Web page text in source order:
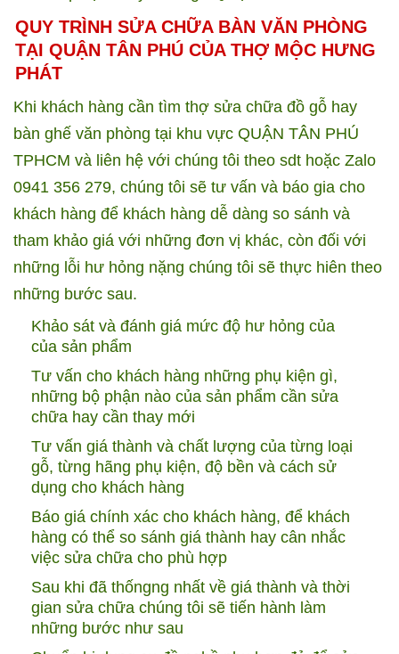
QUY TRÌNH SỬA CHỮA BÀN VĂN PHÒNG
TẠI QUẬN TÂN PHÚ CỦA THỢ MỘC HƯNG
PHÁT
Khi khách hàng cần tìm thợ sửa chữa đồ gỗ hay
bàn ghế văn phòng tại khu vực QUẬN TÂN PHÚ
TPHCM và liên hệ với chúng tôi theo sdt hoặc Zalo
0941 356 279, chúng tôi sẽ tư vấn và báo gia cho
khách hàng để khách hàng dễ dàng so sánh và
tham khảo giá với những đơn vị khác, còn đối với
những lỗi hư hỏng nặng chúng tôi sẽ thực hiên theo
những bước sau.
Khảo sát và đánh giá mức độ hư hỏng của
của sản phẩm
Tư vấn cho khách hàng những phụ kiện gì,
những bộ phận nào của sản phẩm cần sửa
chữa hay cần thay mới
Tư vấn giá thành và chất lượng của từng loại
gỗ, từng hãng phụ kiện, độ bền và cách sử
dụng cho khách hàng
Báo giá chính xác cho khách hàng, để khách
hàng có thể so sánh giá thành hay cân nhắc
việc sửa chữa cho phù hợp
Sau khi đã thốngng nhất về giá thành và thời
gian sửa chữa chúng tôi sẽ tiến hành làm
những bước như sau